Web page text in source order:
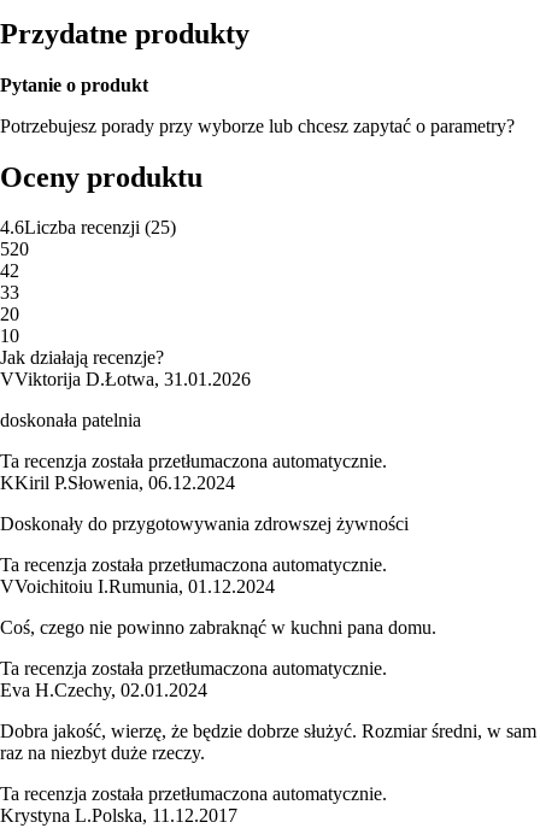
Przydatne produkty
Pytanie o produkt
Potrzebujesz porady przy wyborze lub chcesz zapytać o parametry?
Oceny produktu
4.6Liczba recenzji (25)
520
42
33
20
10
Jak działają recenzje?
VViktorija D.Łotwa, 31.01.2026
doskonała patelnia
Ta recenzja została przetłumaczona automatycznie.
KKiril P.Słowenia, 06.12.2024
Doskonały do przygotowywania zdrowszej żywności
Ta recenzja została przetłumaczona automatycznie.
VVoichitoiu I.Rumunia, 01.12.2024
Coś, czego nie powinno zabraknąć w kuchni pana domu.
Ta recenzja została przetłumaczona automatycznie.
Eva H.Czechy, 02.01.2024
Dobra jakość, wierzę, że będzie dobrze służyć. Rozmiar średni, w sam
raz na niezbyt duże rzeczy.
Ta recenzja została przetłumaczona automatycznie.
Krystyna L.Polska, 11.12.2017